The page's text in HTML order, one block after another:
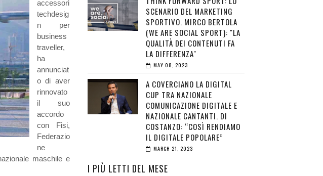
accessori
techdesig
n per
business
traveller,
ha
annunciat
o di aver
rinnovato
il suo
accordo
con Fisi,
Federazio
ne
maschile e
SCENARIO DEL MARKETING
SPORTIVO. MIRCO BERTOLA
(WE ARE SOCIAL SPORT): "LA
QUALITÀ DEI CONTENUTI FA
LA DIFFERENZA"
MAY 08, 2023
A COVERCIANO LA DIGITAL
CUP TRA NAZIONALE
COMUNICAZIONE DIGITALE E
NAZIONALE CANTANTI. DI
COSTANZO: “COSÌ RENDIAMO
IL DIGITALE POPOLARE”
MARCH 21, 2023
I PIÙ LETTI DEL MESE